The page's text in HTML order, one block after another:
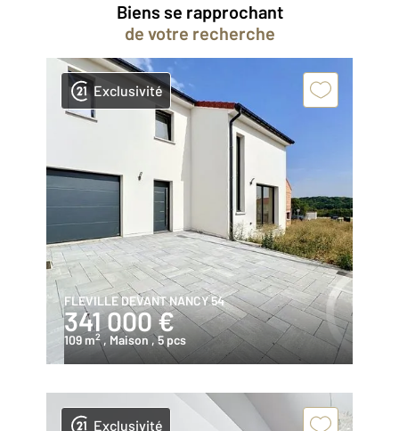
Biens se rapprochant
de votre recherche
Exclusivité
FLEVILLE DEVANT NANCY 54
341 000 €
109 m2 , Maison , 5 pcs
Exclusivité